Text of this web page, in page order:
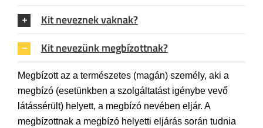
Kit neveznek vaknak?
Kit nevezünk megbízottnak?
Megbízott az a természetes (magán) személy, aki a
megbízó (esetünkben a szolgáltatást igénybe vevő
látássérült) helyett, a megbízó nevében eljár. A
megbízottnak a megbízó helyetti eljárás során tudnia